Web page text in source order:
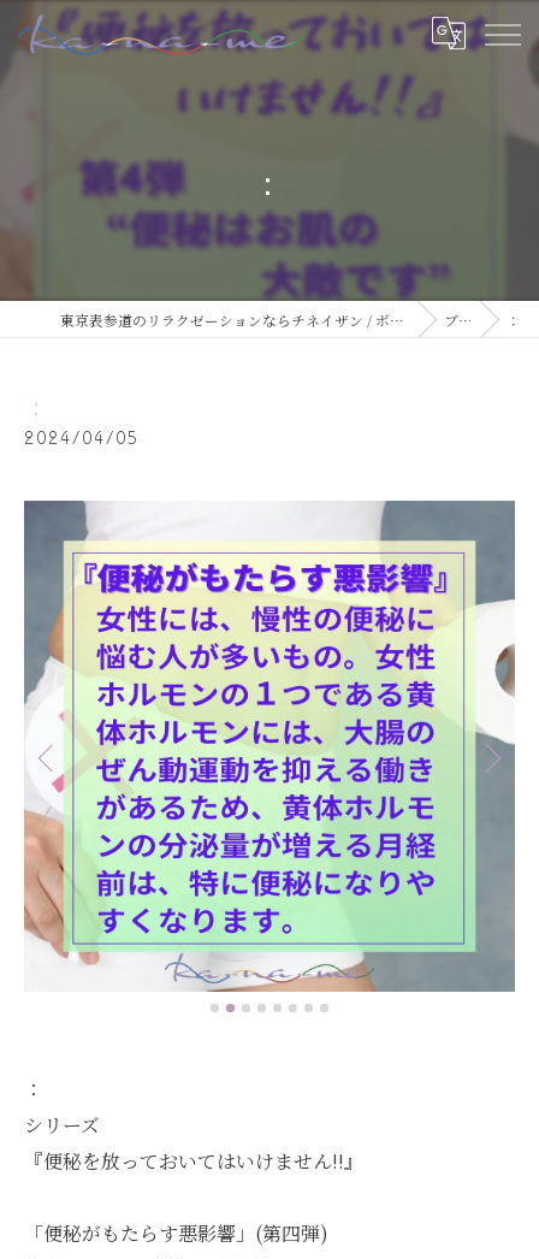
：
東京表参道のリラクゼーションならチネイザン / ボディ & マインドケアサロン ka-na-me ブログ ：
：
2024/04/05
：
シリーズ
『便秘を放っておいてはいけません!!』
「便秘がもたらす悪影響」(第四弾)